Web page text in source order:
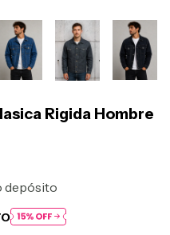
Rigida Hombre
depósito